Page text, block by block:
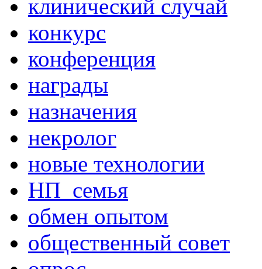
клинический случай
конкурс
конференция
награды
назначения
некролог
новые технологии
НП_семья
обмен опытом
общественный совет